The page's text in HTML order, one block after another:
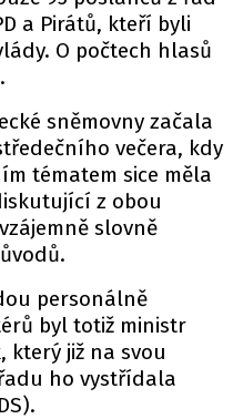
a Pirátů, kteří byli
O počtech hlasů
sněmovny začala
večera, kdy
tématem sice měla
z obou
slovně
personálně
byl totiž ministr
který již na svou
ho vystřídala